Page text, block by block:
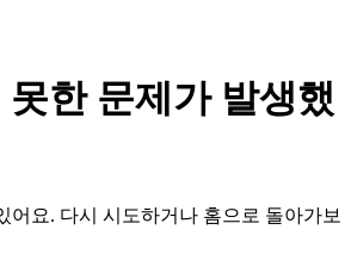
한 문제가 발생했
어요. 다시 시도하거나 홈으로 돌아가보